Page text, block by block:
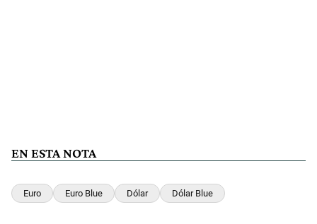
EN ESTA NOTA
Euro Euro Blue Dólar Dólar Blue